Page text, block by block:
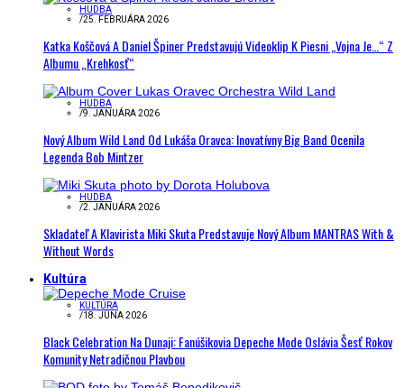
HUDBA
/25. FEBRUÁRA 2026
Katka Koščová A Daniel Špiner Predstavujú Videoklip K Piesni „Vojna Je…“ Z
Albumu „Krehkosť“
HUDBA
/9. JANUÁRA 2026
Nový Album Wild Land Od Lukáša Oravca: Inovatívny Big Band Ocenila
Legenda Bob Mintzer
HUDBA
/2. JANUÁRA 2026
Skladateľ A Klavirista Miki Skuta Predstavuje Nový Album MANTRAS With &
Without Words
Kultúra
KULTÚRA
/18. JÚNA 2026
Black Celebration Na Dunaji: Fanúšikovia Depeche Mode Oslávia Šesť Rokov
Komunity Netradičnou Plavbou